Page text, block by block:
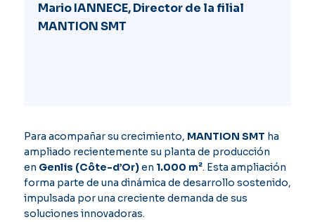
Mario IANNECE, Director de la filial
MANTION SMT
Para acompañar su crecimiento, MANTION SMT ha
ampliado recientemente su planta de producción
en Genlis (Côte-d’Or)en 1.000 m². Esta ampliación
forma parte de una dinámica de desarrollo sostenido,
impulsada por una creciente demanda de sus
soluciones innovadoras.